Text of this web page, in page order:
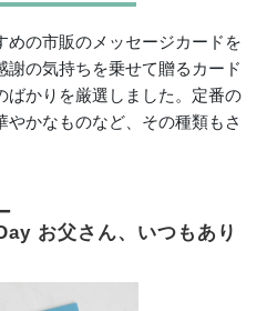
めの市販のメッセージカードを
謝の気持ちを乗せて贈るカード
ばかりを厳選しました。定番の
やかなものなど、その種類もさ
お父さん、いつもあり